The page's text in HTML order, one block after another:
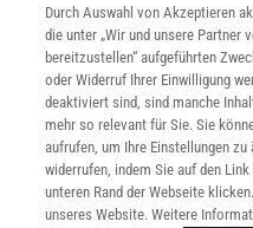
SERVICES
Newsletter
Kontakt
Spektrum Shop
Im Handel kaufen
Presse
Verträge kündigen
Durch Auswahl von Akzeptieren
die unter „Wir und unsere Partner
bereitzustellen“ aufgeführten
oder Widerruf Ihrer Einwilligung
deaktiviert sind, sind manche
mehr so relevant für Sie. Sie
aufrufen, um Ihre Einstellungen
widerrufen, indem Sie auf den
unteren Rand der Webseite
unseres Website. Weitere